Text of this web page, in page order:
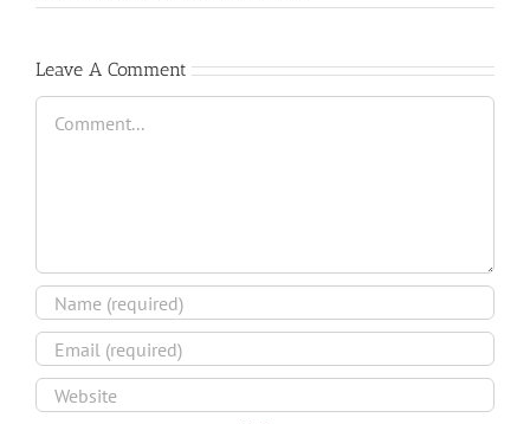
Leave A Comment
Comment